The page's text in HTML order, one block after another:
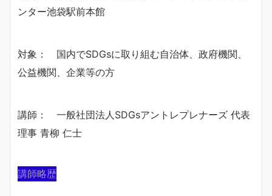
ンター池袋駅前本館
対象： 国内でSDGsに取り組む自治体、政府機関、
公益機関、企業等の方
講師： 一般社団法人SDGsアントレプレナーズ 代表
理事 青柳 仁士
講師略歴